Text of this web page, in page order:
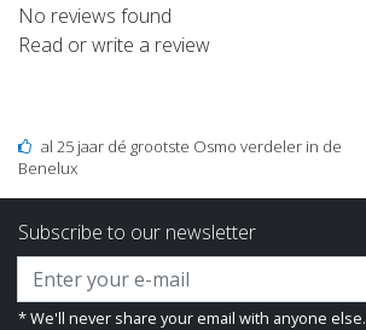
No reviews found
Read or write a review
al 25 jaar dé grootste Osmo verdeler in de
Benelux
Subscribe to our newsletter
* We'll never share your email with anyone else.